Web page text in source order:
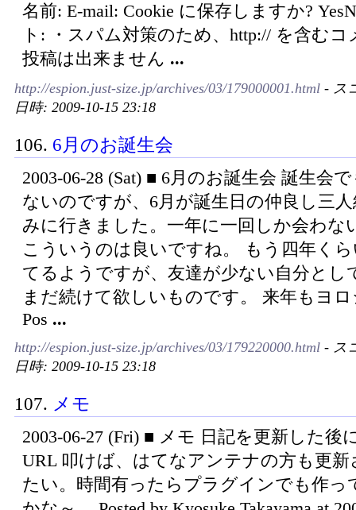
名前: E-mail: Cookie に保存しますか?
ト: ・スパム対策のため、http:// を含むコ
投稿は出来ません ...
http://espion.just-size.jp/archives/03/179000001.html - ス
日時: 2009-10-15 23:18
106. 6月のお誕生会
2003-06-28 (Sat) ■ 6月のお誕生会 誕生会
ないのですが、6月が誕生日の仲良し三人
みに行きました。一年に一回しか会わな
こういうのは良いですね。 もう四年く
てるようですが、友達が少ない自分とし
まだ続けて欲しいものです。 来年もヨ
Pos ...
http://espion.just-size.jp/archives/03/179220000.html - ス
日時: 2009-10-15 23:18
107. メモ
2003-06-27 (Fri) ■ メモ 日記を更新した後
URL 叩けば、はてなアンテナの方も更新
たい。時間有ったらプラグインでも作っ